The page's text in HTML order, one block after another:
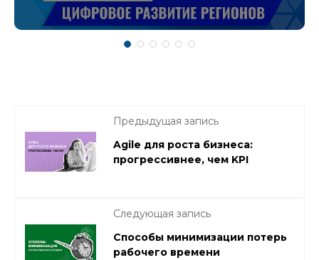
Предыдущая запись
Agile для роста бизнеса:
прогрессивнее, чем KPI
Следующая запись
Способы минимизации потерь
рабочего времени